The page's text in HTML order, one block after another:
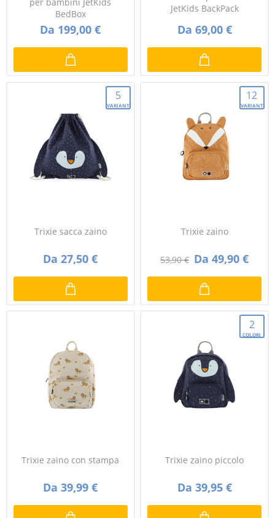
per bambini JetKids
BedBox
Da 199,00 €
JetKids BackPack
Da 69,00 €
5
VARIANTI
Trixie sacca zaino
Da 27,50 €
12
VARIANTI
Trixie zaino
53,90 € Da 49,90 €
Trixie zaino con stampa
Da 39,99 €
2
COLORI
Trixie zaino piccolo
Da 39,95 €